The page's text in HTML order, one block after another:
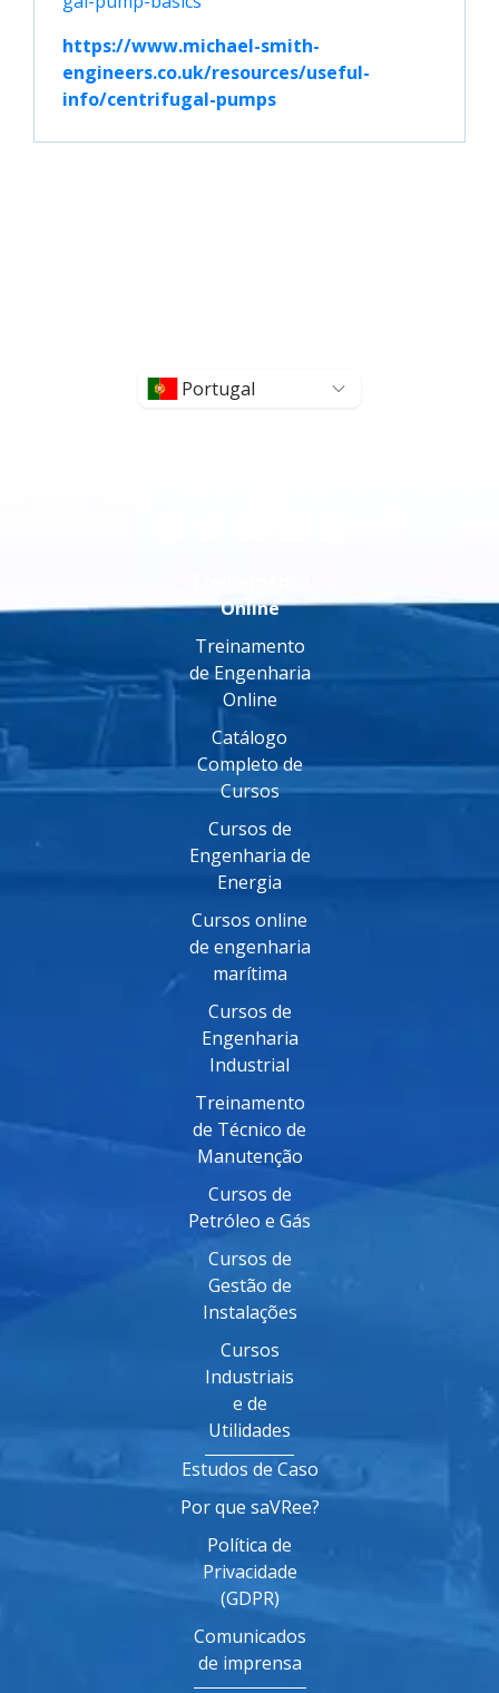
https://www.michael-smith-
engineers.co.uk/resources/useful-
info/centrifugal-pumps
Portugal
Online
Treinamento
de Engenharia
Online
Catálogo
Completo de
Cursos
Cursos de
Engenharia de
Energia
Cursos online
de engenharia
marítima
Cursos de
Engenharia
Industrial
Treinamento
de Técnico de
Manutenção
Cursos de
Petróleo e Gás
Cursos de
Gestão de
Instalações
Cursos
Industriais
e de
Utilidades
Estudos de Caso
Por que saVRee?
Política de
Privacidade
(GDPR)
Comunicados
de imprensa